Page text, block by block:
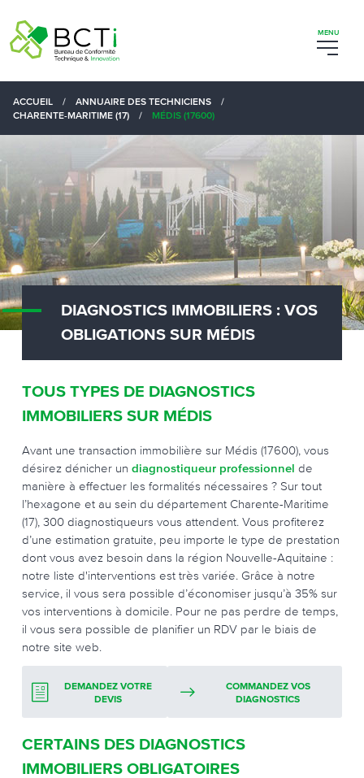
ACCUEIL / ANNUAIRE DES TECHNICIENS
/
CHARENTE-MARITIME (17)
/ MÉDIS (17600)
DIAGNOSTICS IMMOBILIERS : VOS
OBLIGATIONS SUR MÉDIS
TOUS TYPES DE DIAGNOSTICS
IMMOBILIERS SUR MÉDIS
Avant une transaction immobilière sur Médis (17600), vous
désirez dénicher un diagnostiqueur professionnel de
manière à effectuer les formalités nécessaires ? Sur tout
l’hexagone et au sein du département Charente-Maritime
(17), 300 diagnostiqueurs vous attendent. Vous profiterez
d’une estimation gratuite, peu importe le type de prestation
dont vous avez besoin dans la région Nouvelle-Aquitaine :
notre liste d'interventions est très variée. Grâce à notre
service, il vous sera possible d’économiser jusqu’à 35% sur
vos interventions à domicile. Pour ne pas perdre de temps,
il vous sera possible de planifier un RDV par le biais de
notre site web.
DEMANDEZ VOTRE
DEVIS
COMMANDEZ VOS
DIAGNOSTICS
CERTAINS DES DIAGNOSTICS
IMMOBILIERS OBLIGATOIRES